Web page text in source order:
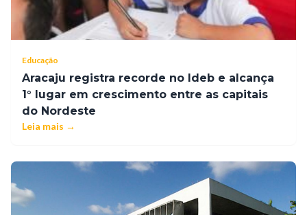
Educação
Aracaju registra recorde no Ideb e alcança
1° lugar em crescimento entre as capitais
do Nordeste
Leia mais →